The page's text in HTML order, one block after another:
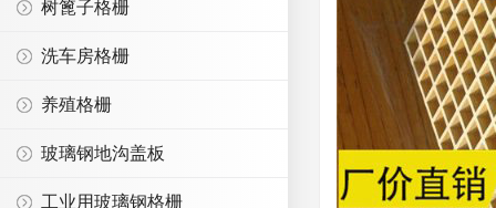
树篦子格栅
洗车房格栅
养殖格栅
玻璃钢地沟盖板
工业用玻璃钢格栅